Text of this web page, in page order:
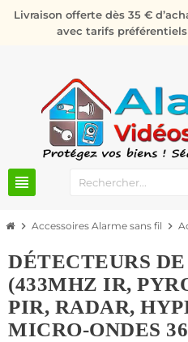
Livraison offerte dès 35 €
avec tarifs
view_headline
chevron_right Accessoires Alarme sans fil chevron_right
DÉTECTEURS
(433MHZ IR,
PIR, RADAR,
MICRO-ONDES